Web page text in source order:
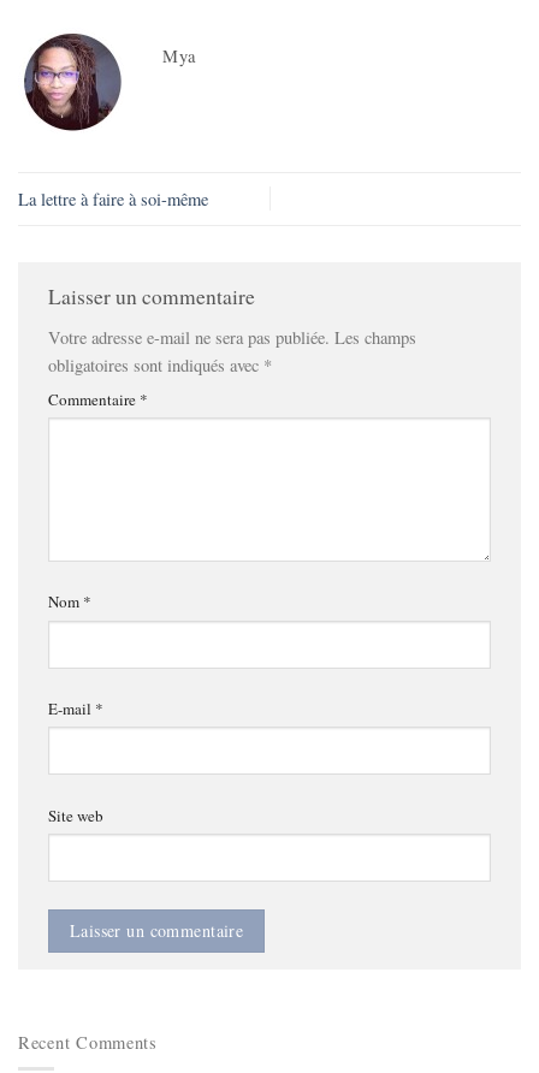
Mya
La lettre à faire à soi-même
Laisser un commentaire
Votre adresse e-mail ne sera pas publiée. Les champs
obligatoires sont indiqués avec *
Commentaire *
Nom *
E-mail *
Site web
Recent Comments